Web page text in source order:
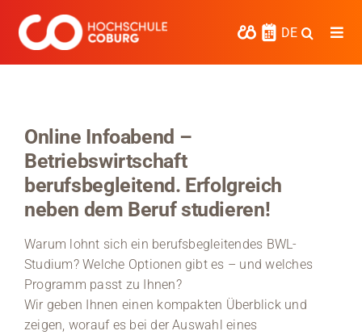
Inhalt
springen
DE
Kooperieren
Hochschule Coburg
Regionalentwicklung
Entdecke die Region
Informationen für …
Online Infoabend –
Betriebswirtschaft
berufsbegleitend. Erfolgreich
neben dem Beruf studieren!
Warum lohnt sich ein berufsbegleitendes BWL-
Studium? Welche Optionen gibt es – und welches
Programm passt zu Ihnen?
Wir geben Ihnen einen kompakten Überblick und
zeigen, worauf es bei der Auswahl eines